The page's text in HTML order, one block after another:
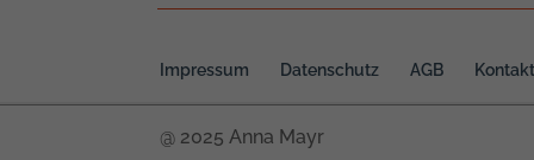
Impressum Datenschutz AGB
@ 2025 Anna Mayr